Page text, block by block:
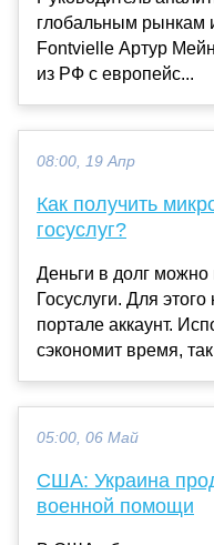
глобальным рынкам
Fontvielle Артур
из РФ с европейс...
08:00, 19 Апр
Как получить
госуслуг?
Деньги в долг можно
Госуслуги. Для
портале аккаунт.
сэкономит время, так
05:00, 06 Май
США: Украина
военной помощи